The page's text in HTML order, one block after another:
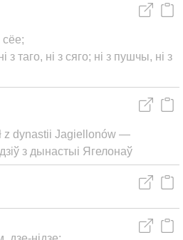
сёе;
таго, ні з сяго; ні з пушчы, ні з
z dynastii Jagiellonów —
з дынастыі Ягелонаў